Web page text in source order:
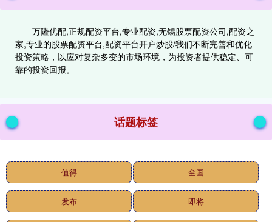
万隆优配,正规配资平台,专业配资,无锡股票配资公司,配资之
家,专业的股票配资平台,配资平台开户炒股/我们不断完善和优化
投资策略，以应对复杂多变的市场环境，为投资者提供稳定、可
靠的投资回报。
话题标签
值得 全国
发布 即将